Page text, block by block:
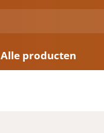
Alle producten